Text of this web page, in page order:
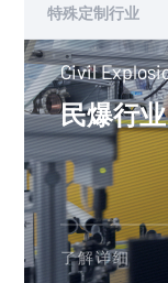
特殊定制行业
Civil
民爆行业
了解详细